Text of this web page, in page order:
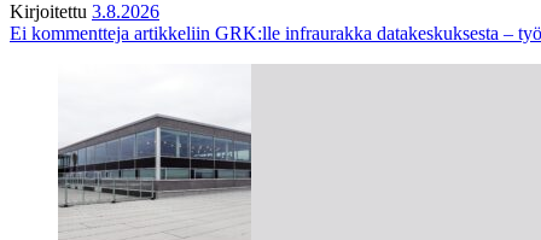
Kirjoitettu 3.8.2026
Ei kommentteja artikkeliin GRK:lle infraurakka datakeskuksesta –